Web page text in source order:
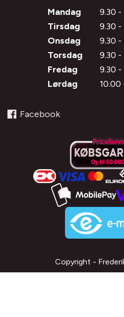
Mandag
9.30 -
Tirsdag
9.30 -
Onsdag
9.30 -
Torsdag
9.30 -
Fredag
9.30 -
Lørdag
10.00
Facebook
Copyright -